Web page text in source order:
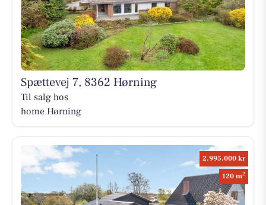
Spættevej 7, 8362 Hørning
Til salg hos
home Hørning
2.995.000 kr
120 m2